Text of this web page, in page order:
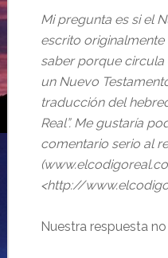
Mi pregunta es si el
escrito originalmente
saber porque
un Nuevo
traducción del
Real”. Me gustaría
comentario serio al
<http://
Nuestra respuesta